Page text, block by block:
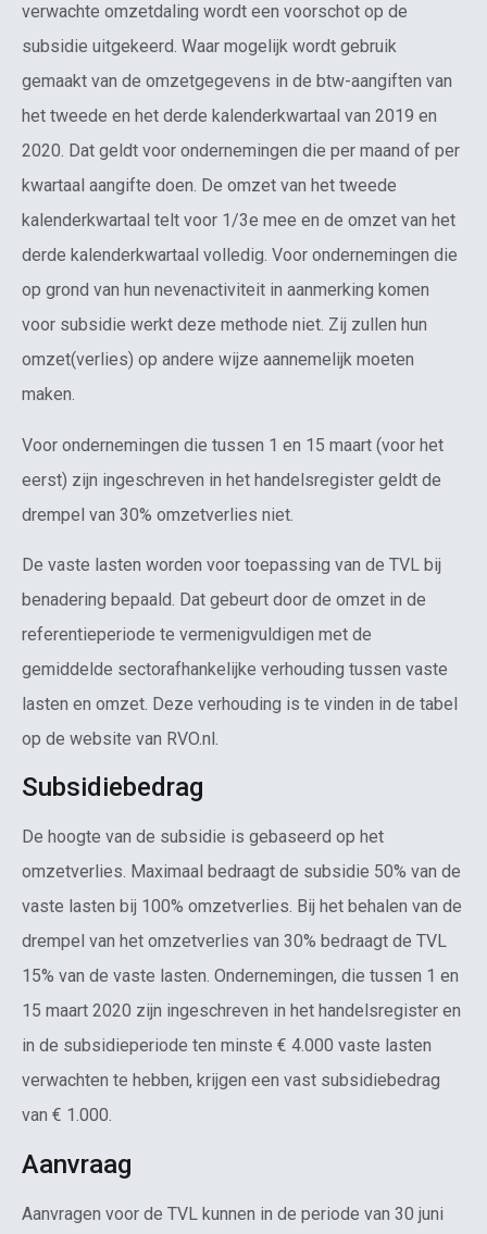
verwachte omzetdaling wordt een voorschot op de
subsidie uitgekeerd. Waar mogelijk wordt gebruik
gemaakt van de omzetgegevens in de btw-aangiften van
het tweede en het derde kalenderkwartaal van 2019 en
2020. Dat geldt voor ondernemingen die per maand of per
kwartaal aangifte doen. De omzet van het tweede
kalenderkwartaal telt voor 1/3e mee en de omzet van het
derde kalenderkwartaal volledig. Voor ondernemingen die
op grond van hun nevenactiviteit in aanmerking komen
voor subsidie werkt deze methode niet. Zij zullen hun
omzet(verlies) op andere wijze aannemelijk moeten
maken.
Voor ondernemingen die tussen 1 en 15 maart (voor het
eerst) zijn ingeschreven in het handelsregister geldt de
drempel van 30% omzetverlies niet.
De vaste lasten worden voor toepassing van de TVL bij
benadering bepaald. Dat gebeurt door de omzet in de
referentieperiode te vermenigvuldigen met de
gemiddelde sectorafhankelijke verhouding tussen vaste
lasten en omzet. Deze verhouding is te vinden in de tabel
op de website van RVO.nl.
Subsidiebedrag
De hoogte van de subsidie is gebaseerd op het
omzetverlies. Maximaal bedraagt de subsidie 50% van de
vaste lasten bij 100% omzetverlies. Bij het behalen van de
drempel van het omzetverlies van 30% bedraagt de TVL
15% van de vaste lasten. Ondernemingen, die tussen 1 en
15 maart 2020 zijn ingeschreven in het handelsregister en
in de subsidieperiode ten minste € 4.000 vaste lasten
verwachten te hebben, krijgen een vast subsidiebedrag
van € 1.000.
Aanvraag
Aanvragen voor de TVL kunnen in de periode van 30 juni